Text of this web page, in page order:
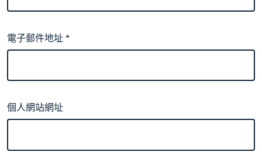
電子郵件地址*
個人網站網址